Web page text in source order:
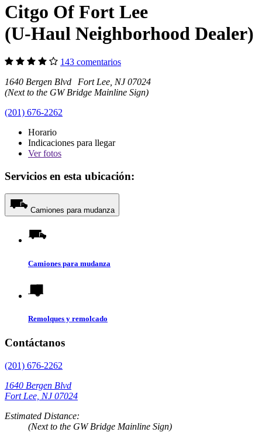
Citgo Of Fort Lee
(U-Haul Neighborhood Dealer)
143 comentarios
1640 Bergen Blvd Fort Lee, NJ 07024
(Next to the GW Bridge Mainline Sign)
(201) 676-2262
Horario
Indicaciones para llegar
Verfotos
Servicios en esta ubicación:
Camiones para mudanza
Camiones para mudanza
Remolques y remolcado
Contáctanos
(201) 676-2262
1640 Bergen Blvd
Fort Lee, NJ 07024
Estimated Distance:
(Next to the GW Bridge Mainline Sign)